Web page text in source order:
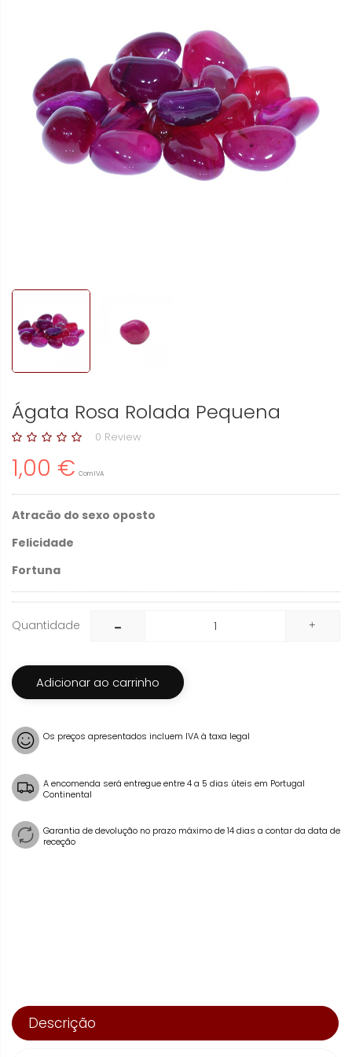
Ágata Rosa Rolada Pequena
0 Review
1,00 € Com IVA
Atracão do sexo oposto
Felicidade
Fortuna
Quantidade
Adicionar ao carrinho
Os preços apresentados incluem IVA à taxa legal
A encomenda será entregue entre 4 a 5 dias úteis em Portugal
Continental
Garantia de devolução no prazo máximo de 14 dias a contar da data de
receção
Descrição